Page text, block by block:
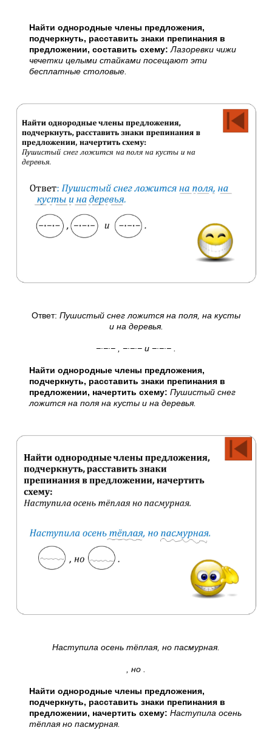
Найти однородные члены предложения,
подчеркнуть, расставить знаки препинания в
предложении, составить схему: Лазоревки чижи
чечетки целыми стайками посещают эти
бесплатные столовые.
Ответ: Пушистый снег ложится на поля, на кусты
и на деревья.
−∙−∙− , −∙−∙− и −∙−∙− .
Найти однородные члены предложения,
подчеркнуть, расставить знаки препинания в
предложении, начертить схему: Пушистый снег
ложится на поля на кусты и на деревья.
Наступила осень тёплая, но пасмурная.
, но .
Найти однородные члены предложения,
подчеркнуть, расставить знаки препинания в
предложении, начертить схему: Наступила осень
тёплая но пасмурная.